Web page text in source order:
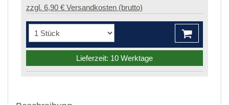
zzgl. 6,90 € Versandkosten (brutto)
Lieferzeit: 10 Werktage